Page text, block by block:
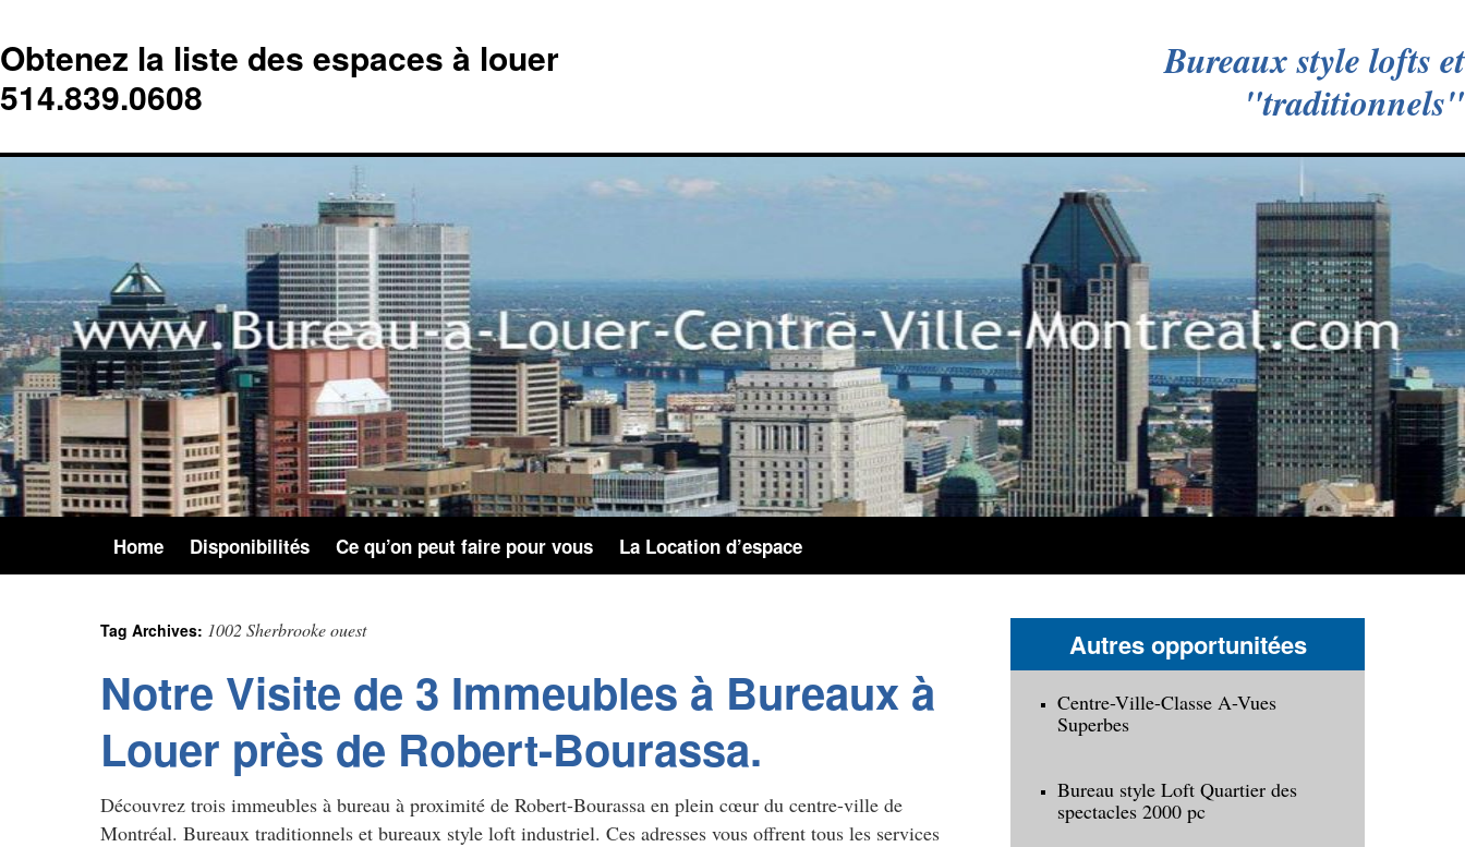
Obtenez la liste des espaces à louer
514.839.0608
Bureaux style lofts et
"traditionnels"
Home Disponibilités Ce qu’on peut faire pour vous La Location d’espace
Tag Archives: 1002 Sherbrooke ouest
Notre Visite de 3 Immeubles à Bureaux à
Louer près de Robert-Bourassa.
Découvrez trois immeubles à bureau à proximité de Robert-Bourassa en plein cœur du centre-ville de
Montréal. Bureaux traditionnels et bureaux style loft industriel. Ces adresses vous offrent tous les services
Autres opportunitées
Centre-Ville-Classe A-Vues
Superbes
Bureau style Loft Quartier des
spectacles 2000 pc